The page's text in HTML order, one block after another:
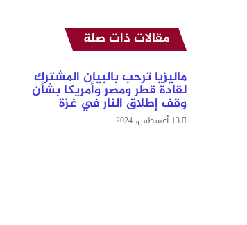
مقالات ذات صلة
ماليزيا ترحب بالبيان المشترك
لقادة قطر ومصر وأمريكا بشأن
وقف إطلاق النار في غزة
13 أغسطس، 2024